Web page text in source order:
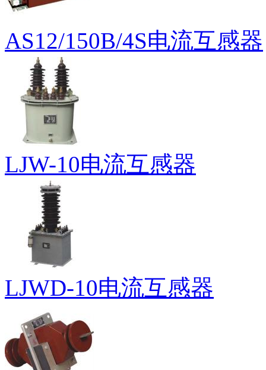
AS12/150B/4S电流互感器
LJW-10电流互感器
LJWD-10电流互感器